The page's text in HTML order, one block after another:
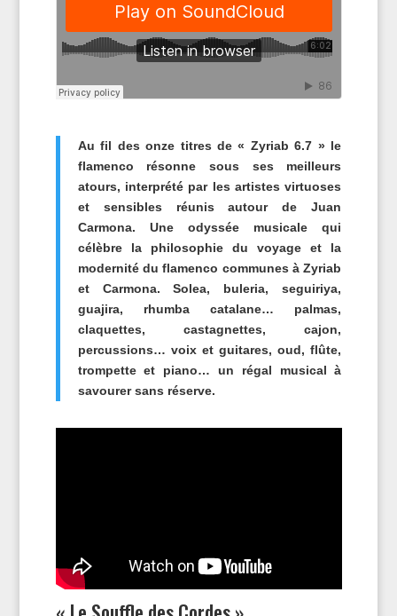
Au fil des onze titres de « Zyriab 6.7 » le
flamenco résonne sous ses meilleurs
atours, interprété par les artistes virtuoses
et sensibles réunis autour de Juan
Carmona. Une odyssée musicale qui
célèbre la philosophie du voyage et la
modernité du flamenco communes à Zyriab
et Carmona. Solea, buleria, seguiriya,
guajira, rhumba catalane… palmas,
claquettes, castagnettes, cajon,
percussions… voix et guitares, oud, flûte,
trompette et piano… un régal musical à
savourer sans réserve.